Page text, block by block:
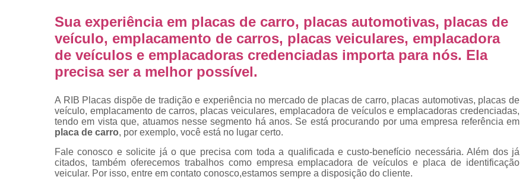
de veículos
Trocas de
placas
Emplacar Carro Cravinhos
Emplacar
Emplacar Carros
Emplacar o Carro
Emplacar Veículo
Empresa de Emplacamento
Empresa de Emplacamento de Carro
Empresa de Emplacamento de Moto
Empresa de Emplacamento de
Sua experiência em placas de carro, placas automotivas, placas de
veículo, emplacamento de carros, placas veiculares, emplacadora
de veículos e emplacadoras credenciadas importa para nós. Ela
precisa ser a melhor possível.
A RIB Placas dispõe de tradição e experiência no mercado de placas de carro, placas automotivas, placas de
veículo, emplacamento de carros, placas veiculares, emplacadora de veículos e emplacadoras credenciadas,
tendo em vista que, atuamos nesse segmento há anos. Se está procurando por uma empresa referência em
placa de carro, por exemplo, você está no lugar certo.
Fale conosco e solicite já o que precisa com toda a qualificada e custo-benefício necessária. Além dos já
citados, também oferecemos trabalhos como empresa emplacadora de veículos e placa de identificação
veicular. Por isso, entre em contato conosco,estamos sempre a disposição do cliente.